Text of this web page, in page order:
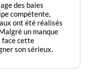
des baies
compétente,
ont été réalisés
un manque
face cette
son sérieux.